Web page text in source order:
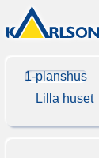
1-planshus
Lilla huset